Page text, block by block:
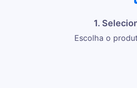
1.
Escolha o